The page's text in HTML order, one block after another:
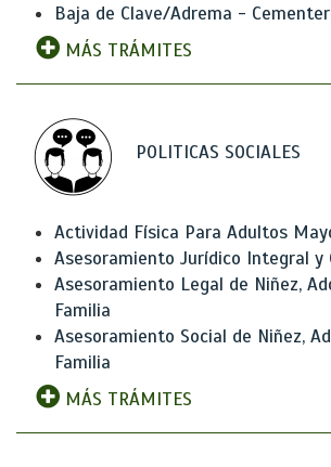
Baja de Clave/Adrema -
MÁS TRÁMITES
POLITICAS SOCIALES
Actividad Física Para Adultos
Asesoramiento Jurídico Integral y
Asesoramiento Legal de Niñez,
Familia
Asesoramiento Social de Niñez,
Familia
MÁS TRÁMITES